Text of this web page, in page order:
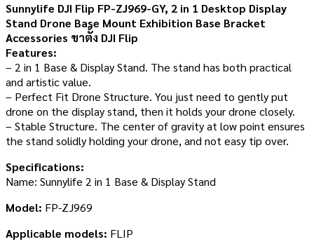
Sunnylife DJI Flip FP-ZJ969-GY, 2 in 1 Desktop Display
Stand Drone Base Mount Exhibition Base Bracket
Accessories ขาตั้ง DJI Flip
Features:
– 2 in 1 Base & Display Stand. The stand has both practical
and artistic value.
– Perfect Fit Drone Structure. You just need to gently put
drone on the display stand, then it holds your drone closely.
– Stable Structure. The center of gravity at low point ensures
the stand solidly holding your drone, and not easy tip over.
Specifications:
Name: Sunnylife 2 in 1 Base & Display Stand
Model: FP-ZJ969
Applicable models: FLIP